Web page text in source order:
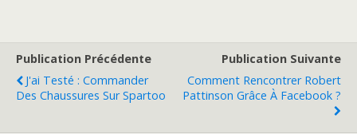
Publication Précédente
J'ai Testé : Commander
Des Chaussures Sur Spartoo
Publication Suivante
Comment Rencontrer Robert
Pattinson Grâce À Facebook ?